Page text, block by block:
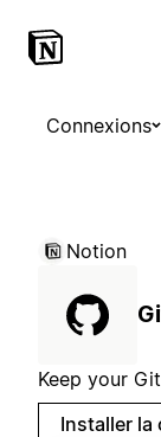
Connexions
Notion
Keep your
Installer la